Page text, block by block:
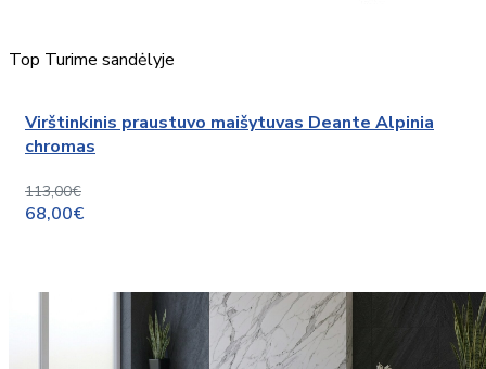
Top Turime sandėlyje
Virštinkinis praustuvo maišytuvas Deante Alpinia
chromas
113,00€
68,00€